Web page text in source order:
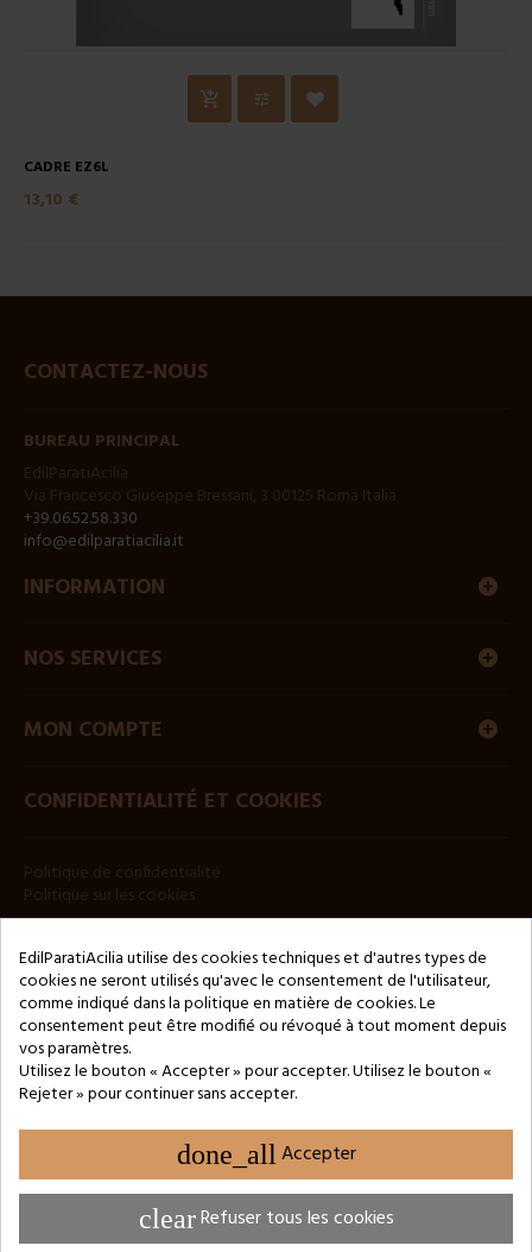
CADRE EZ6L
13,10 €
CONTACTEZ-NOUS
BUREAU PRINCIPAL
+39.06.52.58.330
info@edilparatiacilia.it
INFORMATION
NOS SERVICES
MON COMPTE
CONFIDENTIALITÉ ET COOKIES
Copyright © 2024 by 3Enne s.r.l.s. P.IVA/C.F.: 13466181008
Numéro d'enregistrement REA : RM-1449325 - Registre du
Commerce de Rome
Website Developed by M.Borzacchini - TestSide
EdilParatiAcilia utilise des cookies techniques et d'autres types de
cookies ne seront utilisés qu'avec le consentement de l'utilisateur,
comme indiqué dans la politique en matière de cookies. Le
consentement peut être modifié ou révoqué à tout moment depuis
vos paramètres.
Utilisez le bouton « Accepter » pour accepter. Utilisez le bouton «
Rejeter » pour continuer sans accepter.
done_all Accepter
clearRefuser tous les cookies